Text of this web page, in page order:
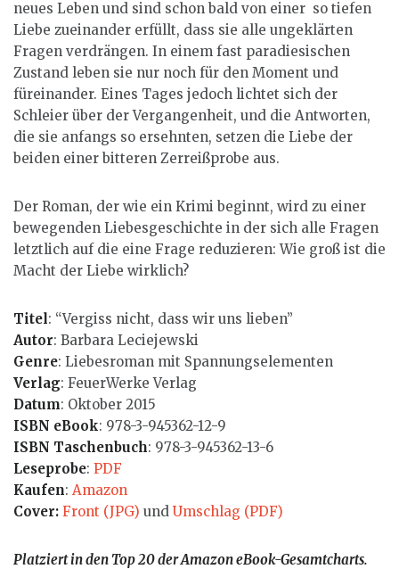
neues Leben und sind schon bald von einer so tiefen
Liebe zueinander erfüllt, dass sie alle ungeklärten
Fragen verdrängen. In einem fast paradiesischen
Zustand leben sie nur noch für den Moment und
füreinander. Eines Tages jedoch lichtet sich der
Schleier über der Vergangenheit, und die Antworten,
die sie anfangs so ersehnten, setzen die Liebe der
beiden einer bitteren Zerreißprobe aus.
Der Roman, der wie ein Krimi beginnt, wird zu einer
bewegenden Liebesgeschichte in der sich alle Fragen
letztlich auf die eine Frage reduzieren: Wie groß ist die
Macht der Liebe wirklich?
Titel: “Vergiss nicht, dass wir uns lieben”
Autor: Barbara Leciejewski
Genre: Liebesroman mit Spannungselementen
Verlag: FeuerWerke Verlag
Datum: Oktober 2015
ISBN eBook: 978-3-945362-12-9
ISBN Taschenbuch: 978-3-945362-13-6
Leseprobe: PDF
Kaufen: Amazon
Cover: Front (JPG) und Umschlag (PDF)
Platziert in den Top 20 der Amazon eBook-Gesamtcharts.